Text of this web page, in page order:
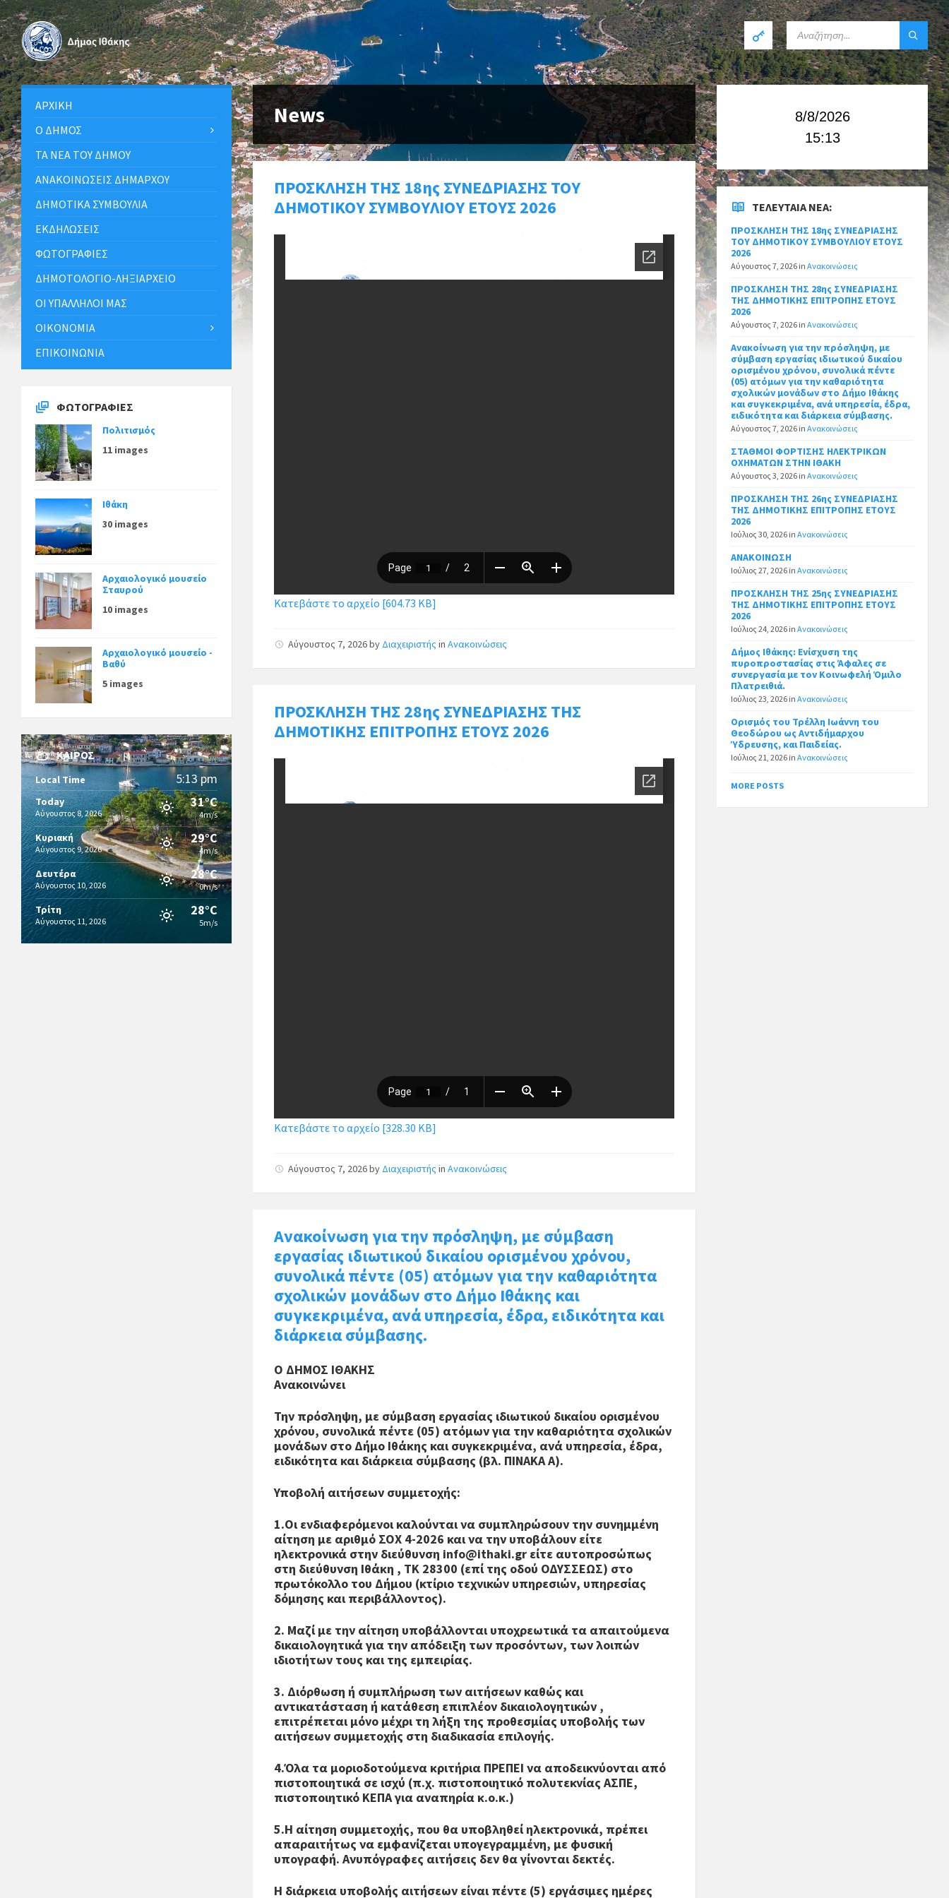
News
ΠΡΟΣΚΛΗΣΗ ΤΗΣ 18ης ΣΥΝΕΔΡΙΑΣΗΣ ΤΟΥ
ΔΗΜΟΤΙΚΟΥ ΣΥΜΒΟΥΛΙΟΥ ΕΤΟΥΣ 2026
Κατεβάστε το αρχείο [604.73 KB]
Αύγουστος 7, 2026by Διαχειριστής inΑνακοινώσεις
ΠΡΟΣΚΛΗΣΗ ΤΗΣ 28ης ΣΥΝΕΔΡΙΑΣΗΣ ΤΗΣ
ΔΗΜΟΤΙΚΗΣ ΕΠΙΤΡΟΠΗΣ ΕΤΟΥΣ 2026
Κατεβάστε το αρχείο [328.30 KB]
Αύγουστος 7, 2026by Διαχειριστής inΑνακοινώσεις
Ανακοίνωση για την πρόσληψη, με σύμβαση
εργασίας ιδιωτικού δικαίου ορισμένου χρόνου,
συνολικά πέντε (05) ατόμων για την καθαριότητα
σχολικών μονάδων στο Δήμο Ιθάκης και
συγκεκριμένα, ανά υπηρεσία, έδρα, ειδικότητα και
διάρκεια σύμβασης.
Ο ΔΗΜΟΣ ΙΘΑΚΗΣ
Ανακοινώνει
Την πρόσληψη, με σύμβαση εργασίας ιδιωτικού δικαίου ορισμένου
χρόνου, συνολικά πέντε (05) ατόμων για την καθαριότητα σχολικών
μονάδων στο Δήμο Ιθάκης και συγκεκριμένα, ανά υπηρεσία, έδρα,
ειδικότητα και διάρκεια σύμβασης (βλ. ΠΙΝΑΚΑ Α).
Υποβολή αιτήσεων συμμετοχής:
1.Οι ενδιαφερόμενοι καλούνται να συμπληρώσουν την συνημμένη
αίτηση με αριθμό ΣΟΧ 4-2026 και να την υποβάλουν είτε
ηλεκτρονικά στην διεύθυνση info@ithaki.gr είτε αυτοπροσώπως
στη διεύθυνση Ιθάκη , ΤΚ 28300 (επί της οδού ΟΔΥΣΣΕΩΣ) στο
πρωτόκολλο του Δήμου (κτίριο τεχνικών υπηρεσιών, υπηρεσίας
δόμησης και περιβάλλοντος).
2. Μαζί με την αίτηση υποβάλλονται υποχρεωτικά τα απαιτούμενα
δικαιολογητικά για την απόδειξη των προσόντων, των λοιπών
ιδιοτήτων τους και της εμπειρίας.
3. Διόρθωση ή συμπλήρωση των αιτήσεων καθώς και
αντικατάσταση ή κατάθεση επιπλέον δικαιολογητικών ,
επιτρέπεται μόνο μέχρι τη λήξη της προθεσμίας υποβολής των
αιτήσεων συμμετοχής στη διαδικασία επιλογής.
4.Όλα τα μοριοδοτούμενα κριτήρια ΠΡΕΠΕΙ να αποδεικνύονται από
πιστοποιητικά σε ισχύ (π.χ. πιστοποιητικό πολυτεκνίας ΑΣΠΕ,
πιστοποιητικό ΚΕΠΑ για αναπηρία κ.ο.κ.)
5.Η αίτηση συμμετοχής, που θα υποβληθεί ηλεκτρονικά, πρέπει
απαραιτήτως να εμφανίζεται υπογεγραμμένη, με φυσική
υπογραφή. Ανυπόγραφες αιτήσεις δεν θα γίνονται δεκτές.
Η διάρκεια υποβολής αιτήσεων είναι πέντε (5) εργάσιμες ημέρες
ΑΡΧΙΚΉ
Ο ΔΉΜΟΣ
ΤΑ ΝΈΑ ΤΟΥ ΔΉΜΟΥ
ΑΝΑΚΟΙΝΩΣΕΙΣ ΔΗΜΑΡΧΟΥ
ΔΗΜΟΤΙΚΆ ΣΥΜΒΟΎΛΙΑ
ΕΚΔΗΛΏΣΕΙΣ
ΦΩΤΟΓΡΑΦΊΕΣ
ΔΗΜΟΤΟΛΌΓΙΟ-ΛΗΞΙΑΡΧΕΊΟ
ΟΙ ΥΠΆΛΛΗΛΟΙ ΜΑΣ
ΟΙΚΟΝΟΜΊΑ
ΕΠΙΚΟΙΝΩΝΊΑ
ΦΩΤΟΓΡΑΦΊΕΣ
Πολιτισμός
11 images
Ιθάκη
30 images
Αρχαιολογικό μουσείο
Σταυρού
10 images
Αρχαιολογικό μουσείο -
Βαθύ
5 images
ΚΑΙΡΌΣ
Local Time 5:13 pm
Today
Αύγουστος 8, 2026
31°C
4m/s
Κυριακή
Αύγουστος 9, 2026
29°C
4m/s
Δευτέρα
Αύγουστος 10, 2026
28°C
0m/s
Τρίτη
Αύγουστος 11, 2026
28°C
5m/s
8/8/2026
15:13
ΤΕΛΕΥΤΑΊΑ ΝΈΑ:
ΠΡΟΣΚΛΗΣΗ ΤΗΣ 18ης ΣΥΝΕΔΡΙΑΣΗΣ
ΤΟΥ ΔΗΜΟΤΙΚΟΥ ΣΥΜΒΟΥΛΙΟΥ ΕΤΟΥΣ
2026
Αύγουστος 7, 2026 inΑνακοινώσεις
ΠΡΟΣΚΛΗΣΗ ΤΗΣ 28ης ΣΥΝΕΔΡΙΑΣΗΣ
ΤΗΣ ΔΗΜΟΤΙΚΗΣ ΕΠΙΤΡΟΠΗΣ ΕΤΟΥΣ
2026
Αύγουστος 7, 2026 inΑνακοινώσεις
Ανακοίνωση για την πρόσληψη, με
σύμβαση εργασίας ιδιωτικού δικαίου
ορισμένου χρόνου, συνολικά πέντε
(05) ατόμων για την καθαριότητα
σχολικών μονάδων στο Δήμο Ιθάκης
και συγκεκριμένα, ανά υπηρεσία, έδρα,
ειδικότητα και διάρκεια σύμβασης.
Αύγουστος 7, 2026 inΑνακοινώσεις
ΣΤΑΘΜΟΙ ΦΟΡΤΙΣΗΣ ΗΛΕΚΤΡΙΚΩΝ
ΟΧΗΜΑΤΩΝ ΣΤΗΝ ΙΘΑΚΗ
Αύγουστος 3, 2026 inΑνακοινώσεις
ΠΡΟΣΚΛΗΣΗ ΤΗΣ 26ης ΣΥΝΕΔΡΙΑΣΗΣ
ΤΗΣ ΔΗΜΟΤΙΚΗΣ ΕΠΙΤΡΟΠΗΣ ΕΤΟΥΣ
2026
Ιούλιος 30, 2026 inΑνακοινώσεις
ΑΝΑΚΟΙΝΩΣΗ
Ιούλιος 27, 2026 inΑνακοινώσεις
ΠΡΟΣΚΛΗΣΗ ΤΗΣ 25ης ΣΥΝΕΔΡΙΑΣΗΣ
ΤΗΣ ΔΗΜΟΤΙΚΗΣ ΕΠΙΤΡΟΠΗΣ ΕΤΟΥΣ
2026
Ιούλιος 24, 2026 inΑνακοινώσεις
Δήμος Ιθάκης: Ενίσχυση της
πυροπροστασίας στις Άφαλες σε
συνεργασία με τον Κοινωφελή Όμιλο
Πλατρειθιά.
Ιούλιος 23, 2026 inΑνακοινώσεις
Ορισμός του Τρέλλη Ιωάννη του
Θεοδώρου ως Αντιδήμαρχου
Ύδρευσης, και Παιδείας.
Ιούλιος 21, 2026 inΑνακοινώσεις
MORE POSTS